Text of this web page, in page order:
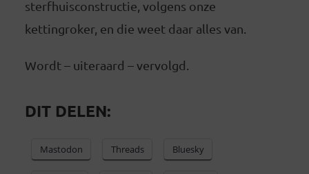
sterfhuisconstructie, volgens onze
kettingroker, en die weet daar alles van.
Wordt – uiteraard – vervolgd.
DIT DELEN:
Mastodon Threads Bluesky